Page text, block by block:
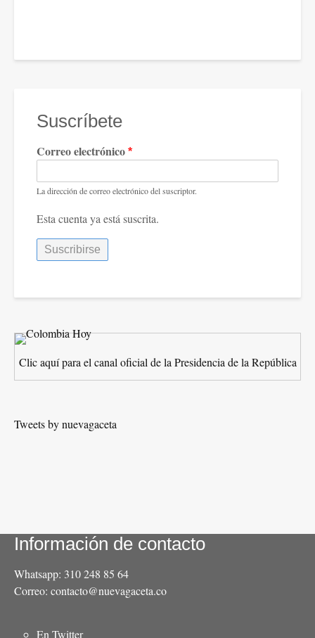
Suscríbete
Correo electrónico
La dirección de correo electrónico del suscriptor.
Esta cuenta ya está suscrita.
Clic aquí para el canal oficial de la Presidencia de la República
Tweets by nuevagaceta
Información de contacto
Whatsapp: 310 248 85 64
Correo: contacto@nuevagaceta.co
En Twitter